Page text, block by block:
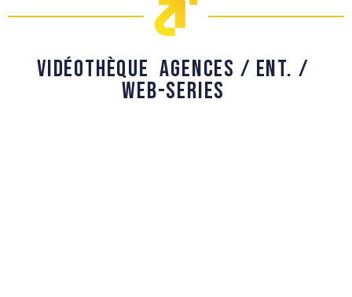
VIDÉOTHÈQUE AGENCES / ENT. /
WEB-SERIES